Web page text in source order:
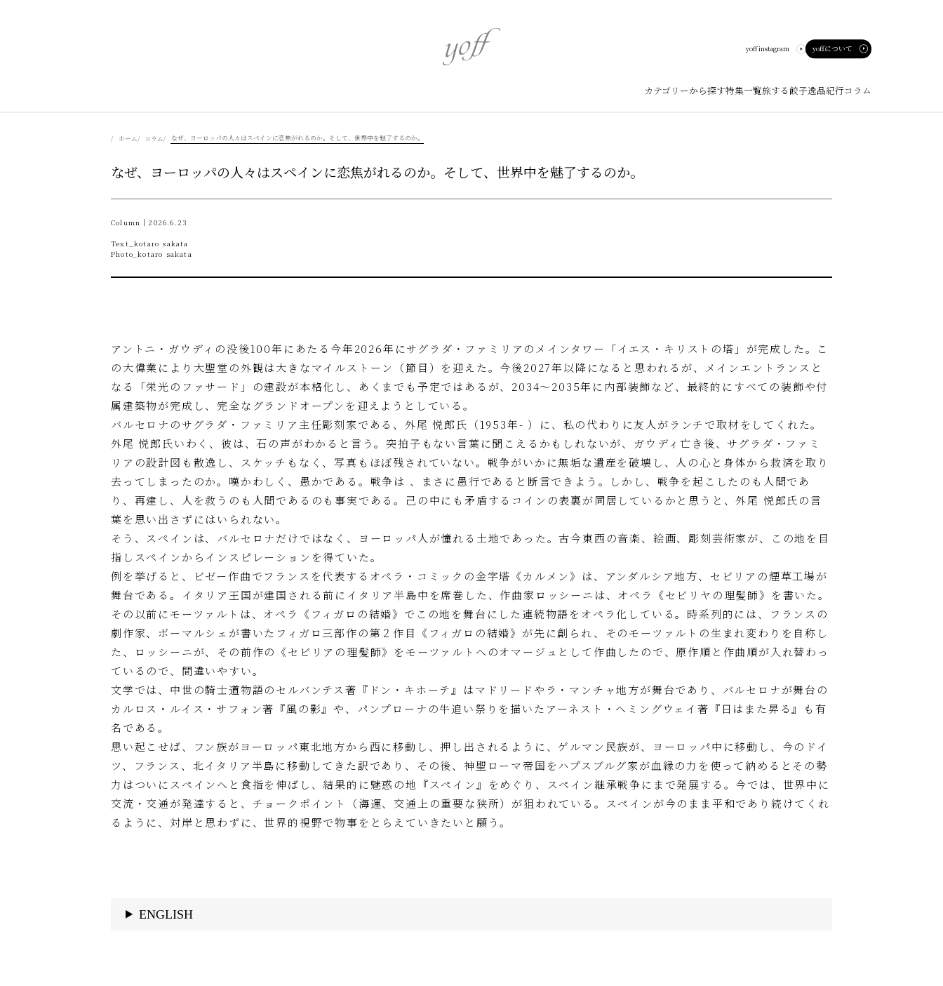
yoff instagram yoffについて
カテゴリーから探す
豊かさを彩る 伝統を識る 革新を追う
特集一覧旅する餃子逸品紀行コラム
ホーム コラム なぜ、ヨーロッパの人々はスペインに恋焦がれるのか。そして、世界中を魅了するのか。
なぜ、ヨーロッパの人々はスペインに恋焦がれるのか。そして、世界中を魅了するのか。
Column｜2026.6.23
Text_kotaro sakata
Photo_kotaro sakata
アントニ・ガウディの没後100年にあたる今年2026年にサグラダ・ファミリアのメインタワー「イエス・キリストの塔」が完成した。こ
の大偉業により大聖堂の外観は大きなマイルストーン（節目）を迎えた。今後2027年以降になると思われるが、メインエントランスと
なる「栄光のファサード」の建設が本格化し、あくまでも予定ではあるが、2034～2035年に内部装飾など、最終的にすべての装飾や付
属建築物が完成し、完全なグランドオープンを迎えようとしている。
バルセロナのサグラダ・ファミリア主任彫刻家である、外尾 悦郎氏（1953年- ）に、私の代わりに友人がランチで取材をしてくれた。
外尾 悦郎氏いわく、彼は、石の声がわかると言う。突拍子もない言葉に聞こえるかもしれないが、ガウディ亡き後、サグラダ・ファミ
リアの設計図も散逸し、スケッチもなく、写真もほぼ残されていない。戦争がいかに無垢な遺産を破壊し、人の心と身体から救済を取り
去ってしまったのか。嘆かわしく、愚かである。戦争は 、まさに愚行であると断言できよう。しかし、戦争を起こしたのも人間であ
り、再建し、人を救うのも人間であるのも事実である。己の中にも矛盾するコインの表裏が同居しているかと思うと、外尾 悦郎氏の言
葉を思い出さずにはいられない。
そう、スペインは、バルセロナだけではなく、ヨーロッパ人が憧れる土地であった。古今東西の音楽、絵画、彫刻芸術家が、この地を目
指しスペインからインスピレーションを得ていた。
例を挙げると、ビゼー作曲でフランスを代表するオペラ・コミックの金字塔《カルメン》は、アンダルシア地方、セビリアの煙草工場が
舞台である。イタリア王国が建国される前にイタリア半島中を席巻した、作曲家ロッシーニは、オペラ《セビリヤの理髪師》を書いた。
その以前にモーツァルトは、オペラ《フィガロの結婚》でこの地を舞台にした連続物語をオペラ化している。時系列的には、フランスの
劇作家、ボーマルシェが書いたフィガロ三部作の第２作目《フィガロの結婚》が先に創られ、そのモーツァルトの生まれ変わりを自称し
た、ロッシーニが、その前作の《セビリアの理髪師》をモーツァルトへのオマージュとして作曲したので、原作順と作曲順が入れ替わっ
ているので、間違いやすい。
文学では、中世の騎士道物語のセルバンテス著『ドン・キホーテ』はマドリードやラ・マンチャ地方が舞台であり、バルセロナが舞台の
カルロス・ルイス・サフォン著『風の影』や、パンプローナの牛追い祭りを描いたアーネスト・ヘミングウェイ著『日はまた昇る』も有
名である。
思い起こせば、フン族がヨーロッパ東北地方から西に移動し、押し出されるように、ゲルマン民族が、ヨーロッパ中に移動し、今のドイ
ツ、フランス、北イタリア半島に移動してきた訳であり、その後、神聖ローマ帝国をハプスブルグ家が血縁の力を使って納めるとその勢
力はついにスペインへと食指を伸ばし、結果的に魅惑の地『スペイン』をめぐり、スペイン継承戦争にまで発展する。今では、世界中に
交流・交通が発達すると、チョークポイント（海運、交通上の重要な狭所）が狙われている。スペインが今のまま平和であり続けてくれ
るように、対岸と思わずに、世界的視野で物事をとらえていきたいと願う。
ENGLISH